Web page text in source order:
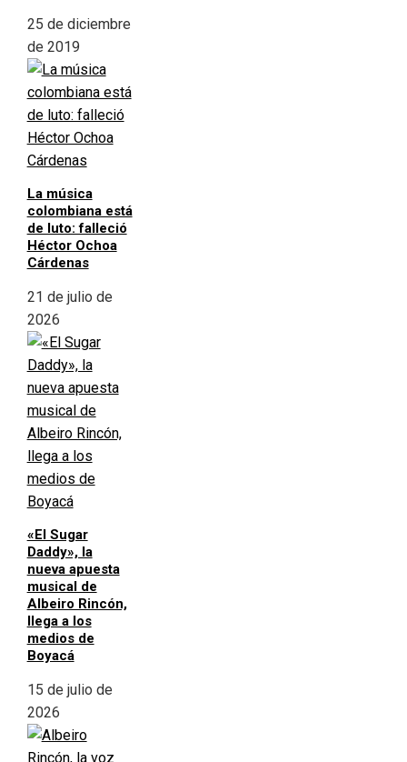
25 de diciembre
de 2019
La música
colombiana está
de luto: falleció
Héctor Ochoa
Cárdenas
21 de julio de
2026
«El Sugar
Daddy», la
nueva apuesta
musical de
Albeiro Rincón,
llega a los
medios de
Boyacá
15 de julio de
2026